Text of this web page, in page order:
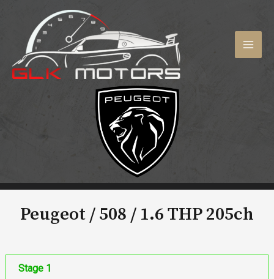
contenu
Peugeot / 508 / 1.6 THP 205ch
Stage 1